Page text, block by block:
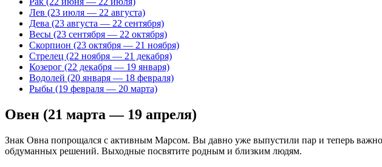
Лев (23 июля — 22 августа)
Дева (23 августа — 22 сентября)
Весы (23 сентября — 22 октября)
Скорпион (23 октября — 21 ноября)
Стрелец (22 ноября — 21 декабря)
Козерог (22 декабря — 19 января)
Водолей (20 января — 18 февраля)
Рыбы (19 февраля — 20 марта)
Овен (21 марта — 19 апреля)
Знак Овна попрощался с активным Марсом. Вы давно уже выпустили пар и теперь важно
обдуманных решений. Выходные посвятите родным и близким людям.